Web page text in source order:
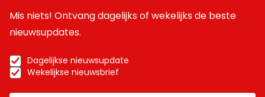
Mis niets! Ontvang dagelijks of wekelijks de beste
nieuwsupdates.
Dagelijkse nieuwsupdate
Wekelijkse nieuwsbrief